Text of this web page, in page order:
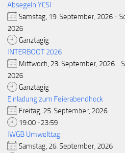
Absegeln YCSI
Samstag, 19. September, 2026 -
2026
Ganztägig
INTERBOOT 2026
Mittwoch, 23. September, 2026 -
2026
Ganztägig
Einladung zum Feierabendhock
Freitag, 25. September, 2026
19:00 -23:59
IWGB Umwelttag
Samstag, 26. September, 2026